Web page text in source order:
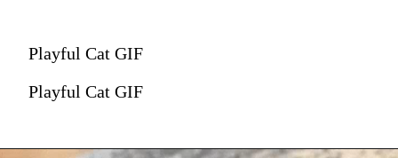
Playful Cat GIF
Playful Cat GIF